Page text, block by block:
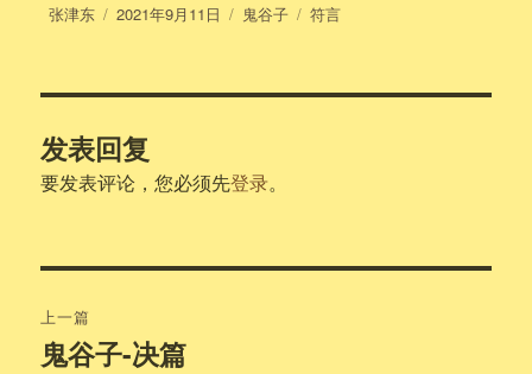
作
张津东
发
2021年9月11日
分
鬼谷子
标
符言
发表回复
要发表评论，您必须先登录。
章
上一篇
上
鬼谷子-决篇